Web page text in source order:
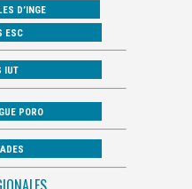
D’INGE
ESC
IUT
PORO